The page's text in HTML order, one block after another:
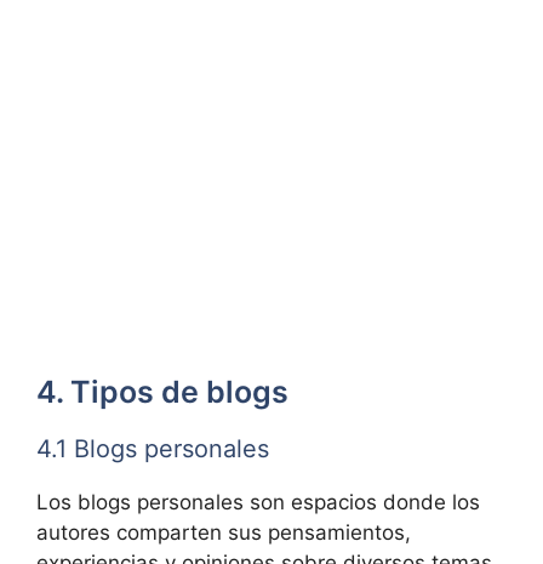
4. Tipos de blogs
4.1 Blogs personales
Los blogs personales son espacios donde los
autores comparten sus pensamientos,